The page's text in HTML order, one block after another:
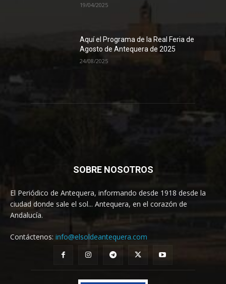
19/04/2025
Aquí el Programa de la Real Feria de
Agosto de Antequera de 2025
24/08/2025
SOBRE NOSOTROS
El Periódico de Antequera, informando desde 1918 desde la
ciudad donde sale el sol... Antequera, en el corazón de
Andalucía.
Contáctenos: info@elsoldeantequera.com